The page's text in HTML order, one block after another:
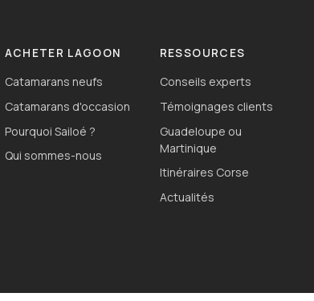
ACHETER LAGOON
Catamarans neufs
Catamarans d'occasion
Pourquoi Sailoé ?
Qui sommes-nous
RESSOURCES
Conseils experts
Témoignages clients
Guadeloupe ou
Martinique
Itinéraires Corse
Actualités